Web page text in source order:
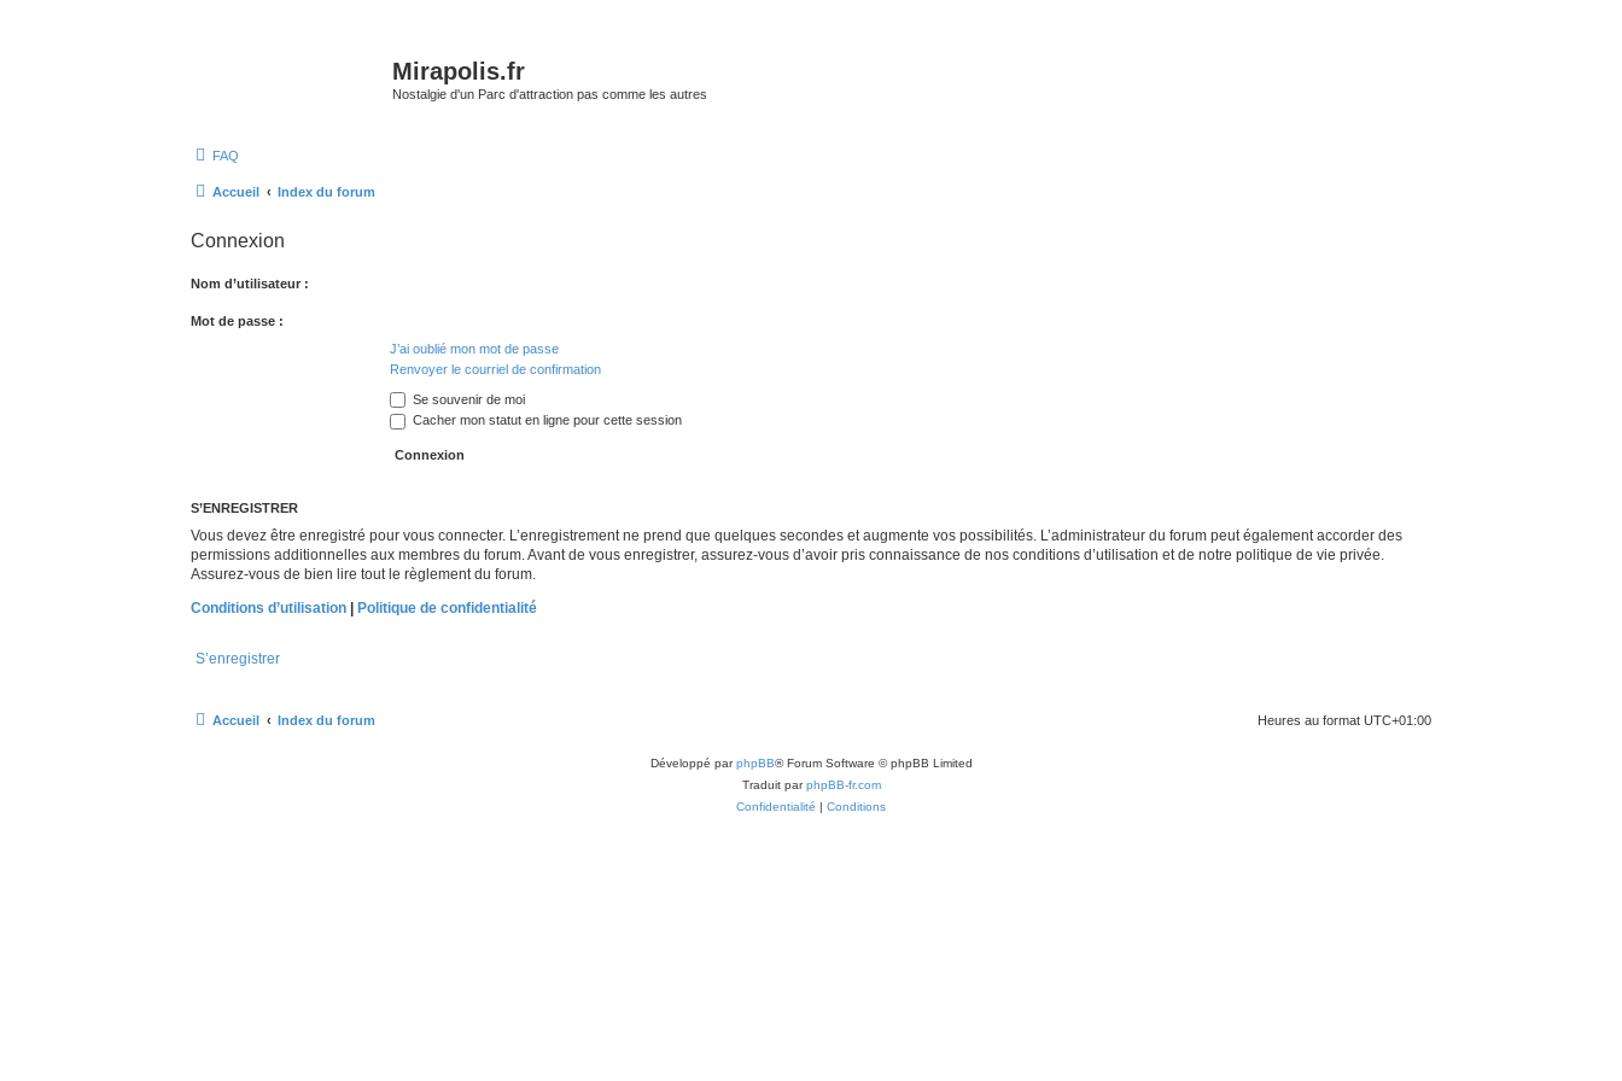
Mirapolis.fr
Nostalgie d'un Parc d'attraction pas comme les autres
FAQ
Accueil Index du forum
Connexion
Nom d’utilisateur :
Mot de passe :
J’ai oublié mon mot de passe
Renvoyer le courriel de confirmation
Se souvenir de moi
Cacher mon statut en ligne pour cette session
S’ENREGISTRER
Vous devez être enregistré pour vous connecter. L’enregistrement ne prend que quelques secondes et augmente vos possibilités. L’administrateur du forum peut également accorder des
permissions additionnelles aux membres du forum. Avant de vous enregistrer, assurez-vous d’avoir pris connaissance de nos conditions d’utilisation et de notre politique de vie privée.
Assurez-vous de bien lire tout le règlement du forum.
Conditions d’utilisation
Politique de confidentialité
S’enregistrer
Accueil Index du forum Heures au format UTC+01:00
Développé parphpBB® Forum Software © phpBB Limited
Traduit parphpBB-fr.com
Confidentialité | Conditions